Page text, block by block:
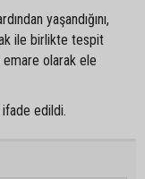
yaşandığını,
ile birlikte tespit
emare olarak ele
edildi.